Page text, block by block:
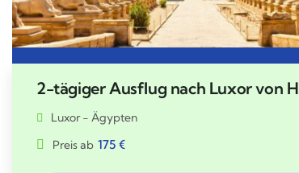
2-tägiger Ausflug nach Luxor von
Luxor - Ägypten
Preis ab 175 €